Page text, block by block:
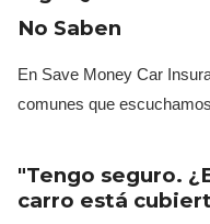
No Saben
En Save Money Car
comunes que
"Tengo seguro.
carro está